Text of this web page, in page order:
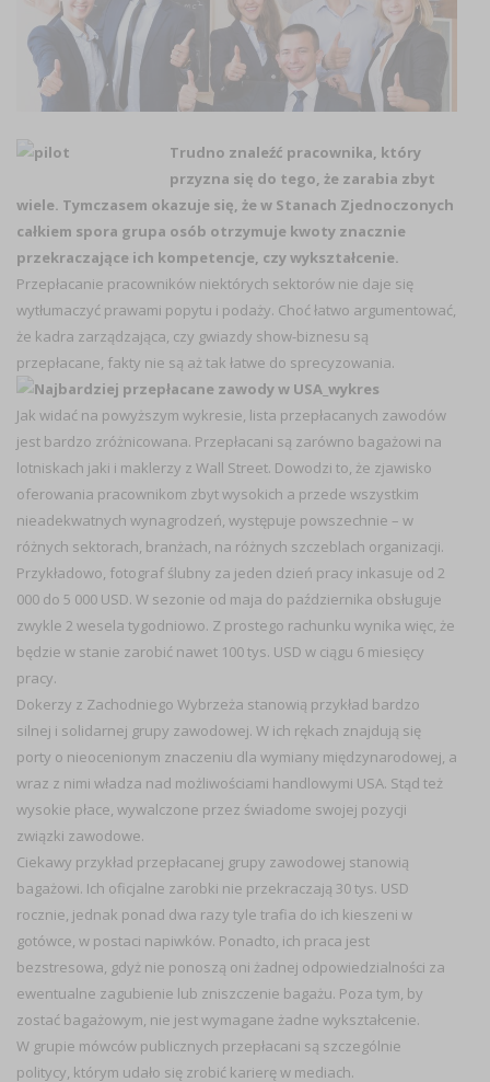
Trudno znaleźć pracownika, który
przyzna się do tego, że zarabia zbyt
wiele. Tymczasem okazuje się, że w Stanach Zjednoczonych
całkiem spora grupa osób otrzymuje kwoty znacznie
przekraczające ich kompetencje, czy wykształcenie.
Przepłacanie pracowników niektórych sektorów nie daje się
wytłumaczyć prawami popytu i podaży. Choć łatwo argumentować,
że kadra zarządzająca, czy gwiazdy show-biznesu są
przepłacane, fakty nie są aż tak łatwe do sprecyzowania.
Jak widać na powyższym wykresie, lista przepłacanych zawodów
jest bardzo zróżnicowana. Przepłacani są zarówno bagażowi na
lotniskach jaki i maklerzy z Wall Street. Dowodzi to, że zjawisko
oferowania pracownikom zbyt wysokich a przede wszystkim
nieadekwatnych wynagrodzeń, występuje powszechnie – w
różnych sektorach, branżach, na różnych szczeblach organizacji.
Przykładowo, fotograf ślubny za jeden dzień pracy inkasuje od 2
000 do 5 000 USD. W sezonie od maja do października obsługuje
zwykle 2 wesela tygodniowo. Z prostego rachunku wynika więc, że
będzie w stanie zarobić nawet 100 tys. USD w ciągu 6 miesięcy
pracy.
Dokerzy z Zachodniego Wybrzeża stanowią przykład bardzo
silnej i solidarnej grupy zawodowej. W ich rękach znajdują się
porty o nieocenionym znaczeniu dla wymiany międzynarodowej, a
wraz z nimi władza nad możliwościami handlowymi USA. Stąd też
wysokie płace, wywalczone przez świadome swojej pozycji
związki zawodowe.
Ciekawy przykład przepłacanej grupy zawodowej stanowią
bagażowi. Ich oficjalne zarobki nie przekraczają 30 tys. USD
rocznie, jednak ponad dwa razy tyle trafia do ich kieszeni w
gotówce, w postaci napiwków. Ponadto, ich praca jest
bezstresowa, gdyż nie ponoszą oni żadnej odpowiedzialności za
ewentualne zagubienie lub zniszczenie bagażu. Poza tym, by
zostać bagażowym, nie jest wymagane żadne wykształcenie.
W grupie mówców publicznych przepłacani są szczególnie
politycy, którym udało się zrobić karierę w mediach.